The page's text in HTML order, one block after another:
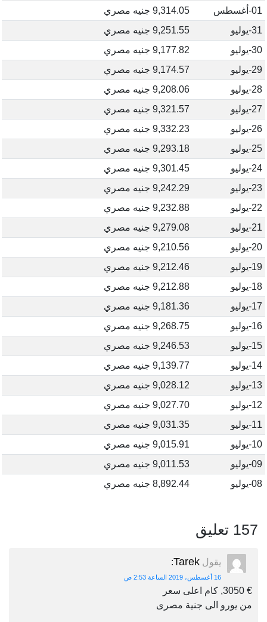
01-أغسطس
9,314.05 جنيه مصري
31-يوليو
9,251.55 جنيه مصري
30-يوليو
9,177.82 جنيه مصري
29-يوليو
9,174.57 جنيه مصري
28-يوليو
9,208.06 جنيه مصري
27-يوليو
9,321.57 جنيه مصري
26-يوليو
9,332.23 جنيه مصري
25-يوليو
9,293.18 جنيه مصري
24-يوليو
9,301.45 جنيه مصري
23-يوليو
9,242.29 جنيه مصري
22-يوليو
9,232.88 جنيه مصري
21-يوليو
9,279.08 جنيه مصري
20-يوليو
9,210.56 جنيه مصري
19-يوليو
9,212.46 جنيه مصري
18-يوليو
9,212.88 جنيه مصري
17-يوليو
9,181.36 جنيه مصري
16-يوليو
9,268.75 جنيه مصري
15-يوليو
9,246.53 جنيه مصري
14-يوليو
9,139.77 جنيه مصري
13-يوليو
9,028.12 جنيه مصري
12-يوليو
9,027.70 جنيه مصري
11-يوليو
9,031.35 جنيه مصري
10-يوليو
9,015.91 جنيه مصري
09-يوليو
9,011.53 جنيه مصري
08-يوليو
8,892.44 جنيه مصري
157 تعليق
يقول Tarek
:
16 أغسطس، 2019 الساعة 2:53 ص
€ 3050, كام اعلى سعر
من يورو الى جنية مصرى